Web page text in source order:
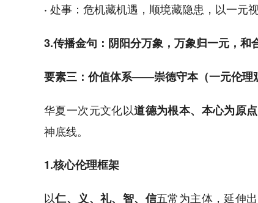
· 处事：危机藏机遇，顺境藏隐患，以一元
3.传播金句：阴阳分万象，万象归一元，和
要素三：价值体系——崇德守本（一元伦理
华夏一次元文化以道德为根本、本心为原点
神底线。
1.核心伦理框架
以仁、义、礼、智、信五常为主体，延伸